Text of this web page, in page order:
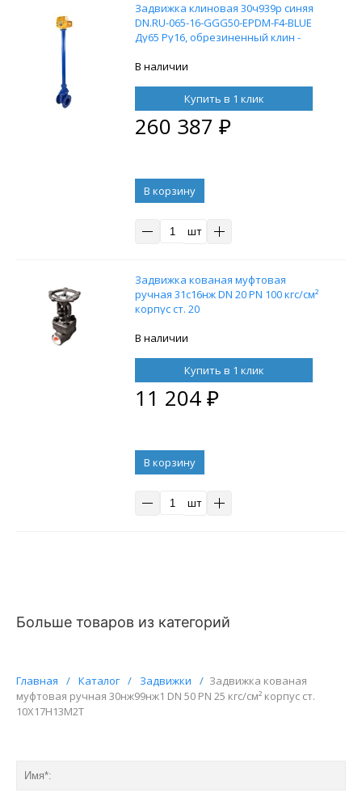
Задвижка клиновая 30ч939р синяя
DN.RU-065-16-GGG50-EPDM-F4-BLUE
Ду65 Ру16, обрезиненный клин -
(ОСТ тип А, Б) L=1000 и
В наличии
Купить в 1 клик
260 387 ₽
В корзину
шт
Задвижка кованая муфтовая
ручная 31с16нж DN 20 PN 100 кгс/см²
корпус ст. 20
В наличии
Купить в 1 клик
11 204₽
В корзину
шт
Больше товаров из категорий
Главная / Каталог / Задвижки / Задвижка кованая
муфтовая ручная 30нж99нж1 DN 50 PN 25 кгс/см² корпус ст.
10Х17Н13М2Т